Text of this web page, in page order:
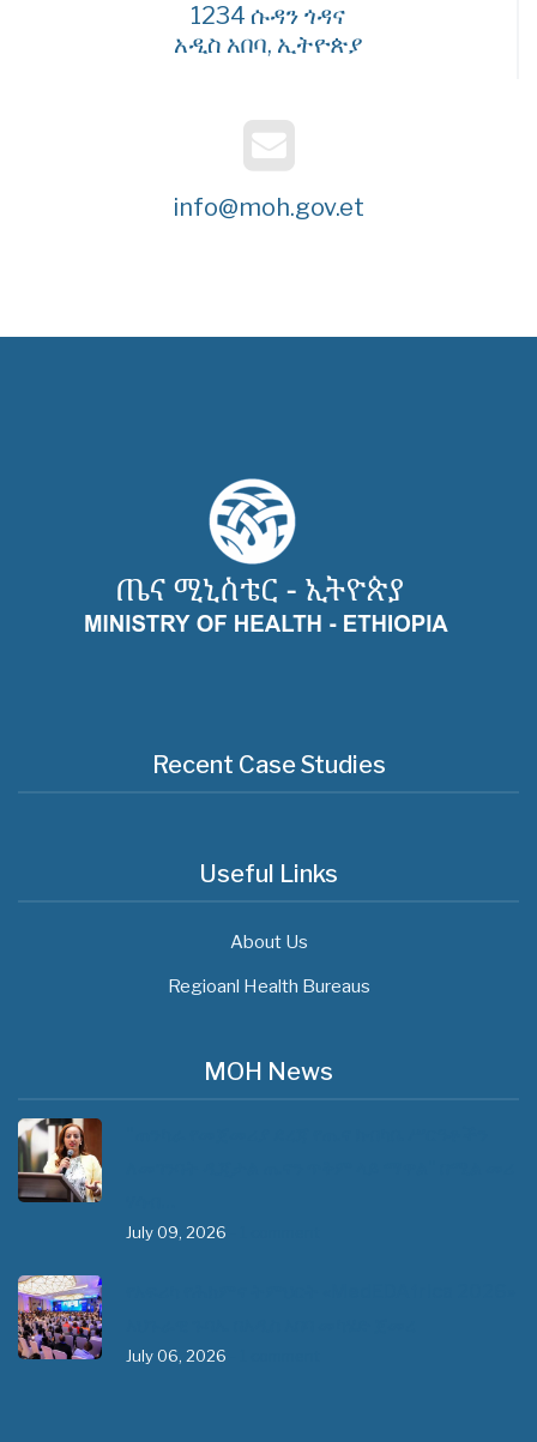
1234 ሱዳን ጎዳና
አዲስ አበባ, ኢትዮጵያ
info@moh.gov.et
Recent Case Studies
Useful Links
About Us
Regioanl Health Bureaus
MOH News
July 09, 2026
July 06, 2026